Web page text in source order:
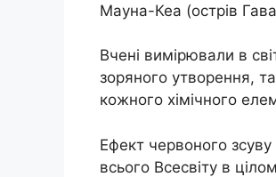
Мауна-Кеа (острів
Вчені вимірювали в
зоряного утворення,
кожного хімічного
Ефект червоного зсуву
всього Всесвіту в